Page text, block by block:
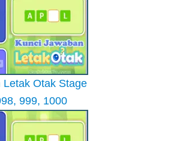
Letak Otak Stage
999, 1000